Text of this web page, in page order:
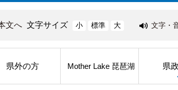
文へ 文字サイズ 小 標準 大 文字・
県外の方 Mother Lake 琵琶湖 県